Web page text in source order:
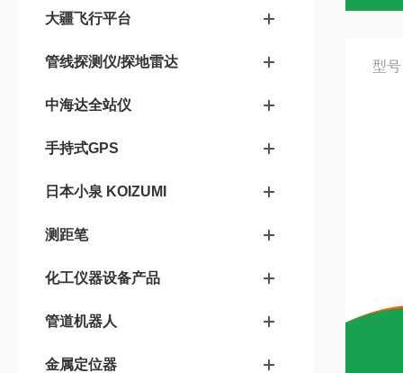
大疆飞行平台
管线探测仪/探地雷达
中海达全站仪
手持式GPS
日本小泉 KOIZUMI
测距笔
化工仪器设备产品
管道机器人
金属定位器
型